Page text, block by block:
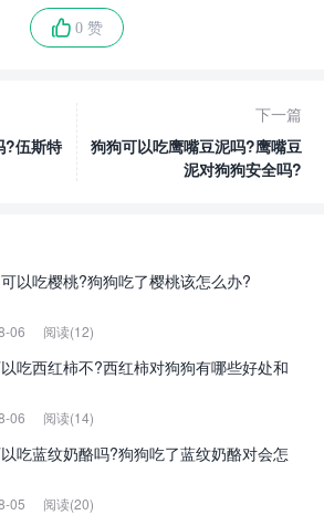
0 赞
?伍斯特
下一篇
狗狗可以吃鹰嘴豆泥吗?鹰嘴豆
泥对狗狗安全吗?
以吃樱桃?狗狗吃了樱桃该怎么办?
06 阅读(12)
吃西红柿不?西红柿对狗狗有哪些好处和
06 阅读(14)
吃蓝纹奶酪吗?狗狗吃了蓝纹奶酪对会怎
05 阅读(20)